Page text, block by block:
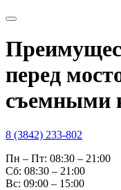
перед
съемными
8 (3842) 233-802
Пн – Пт: 08:30 – 21:00
Cб: 08:30 – 21:00
Вс: 09:00 – 15:00